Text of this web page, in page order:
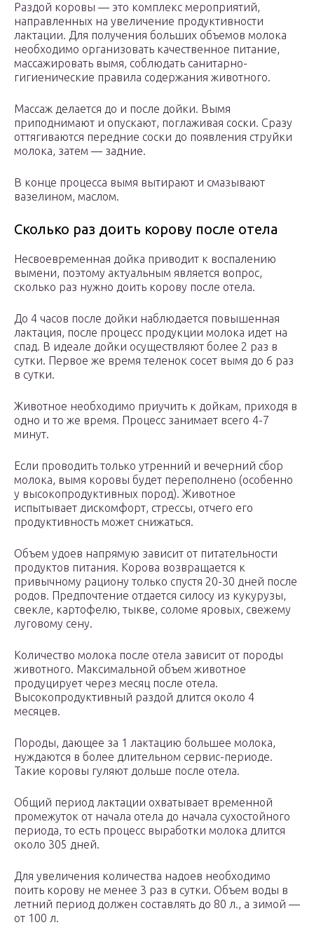
Раздой коровы — это комплекс мероприятий,
направленных на увеличение продуктивности
лактации. Для получения больших объемов молока
необходимо организовать качественное питание,
массажировать вымя, соблюдать санитарно-
гигиенические правила содержания животного.
Массаж делается до и после дойки. Вымя
приподнимают и опускают, поглаживая соски. Сразу
оттягиваются передние соски до появления струйки
молока, затем — задние.
В конце процесса вымя вытирают и смазывают
вазелином, маслом.
Сколько раз доить корову после отела
Несвоевременная дойка приводит к воспалению
вымени, поэтому актуальным является вопрос,
сколько раз нужно доить корову после отела.
До 4 часов после дойки наблюдается повышенная
лактация, после процесс продукции молока идет на
спад. В идеале дойки осуществляют более 2 раз в
сутки. Первое же время теленок сосет вымя до 6 раз
в сутки.
Животное необходимо приучить к дойкам, приходя в
одно и то же время. Процесс занимает всего 4-7
минут.
Если проводить только утренний и вечерний сбор
молока, вымя коровы будет переполнено (особенно
у высокопродуктивных пород). Животное
испытывает дискомфорт, стрессы, отчего его
продуктивность может снижаться.
Объем удоев напрямую зависит от питательности
продуктов питания. Корова возвращается к
привычному рациону только спустя 20-30 дней после
родов. Предпочтение отдается силосу из кукурузы,
свекле, картофелю, тыкве, соломе яровых, свежему
луговому сену.
Количество молока после отела зависит от породы
животного. Максимальной объем животное
продуцирует через месяц после отела.
Высокопродуктивный раздой длится около 4
месяцев.
Породы, дающее за 1 лактацию большее молока,
нуждаются в более длительном сервис-периоде.
Такие коровы гуляют дольше после отела.
Общий период лактации охватывает временной
промежуток от начала отела до начала сухостойного
периода, то есть процесс выработки молока длится
около 305 дней.
Для увеличения количества надоев необходимо
поить корову не менее 3 раз в сутки. Объем воды в
летний период должен составлять до 80 л., а зимой —
от 100 л.